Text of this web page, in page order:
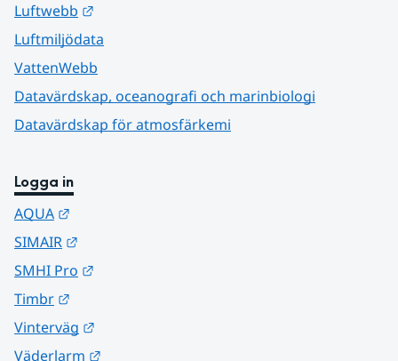
Luftwebb
Luftmiljödata
VattenWebb
Datavärdskap, oceanografi och marinbiologi
Datavärdskap för atmosfärkemi
Logga in
AQUA
SIMAIR
SMHI Pro
Timbr
Vinterväg
Väderlarm